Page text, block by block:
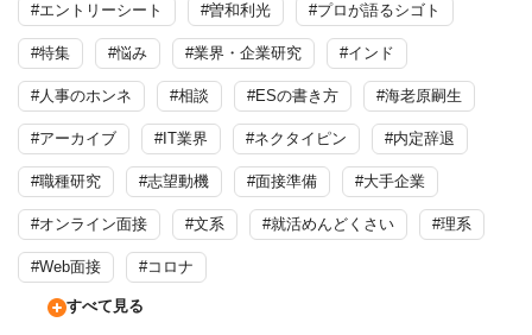
#エントリーシート #曽和利光 #プロが語るシゴト
#特集 #悩み #業界・企業研究 #インド
#人事のホンネ #相談 #ESの書き方 #海老原嗣生
#アーカイブ #IT業界 #ネクタイピン #内定辞退
#職種研究 #志望動機 #面接準備 #大手企業
#オンライン面接 #文系 #就活めんどくさい #理系
#Web面接 #コロナ
すべて見る